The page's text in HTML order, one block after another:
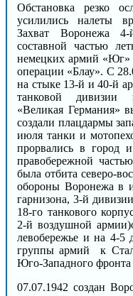
Обстановка резко
усилились налеты
Захват Воронежа
составной частью
немецких армий «Юг»
операции «Блау». С
на стыке 13-й и 40-й
танковой дивизии
«Великая Германия»
создали плацдармы
июля танки и
прорвались в город
правобережной
была отбита северо-
обороны Воронежа в
гарнизона, 3-й
18-го танкового
2-й воздушной
левобережье и на 4-5
группы армий к
Юго-Западного
07.07.1942 создан